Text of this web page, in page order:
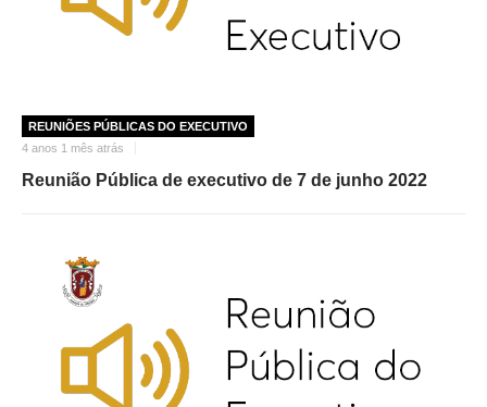
REUNIÕES PÚBLICAS DO EXECUTIVO
4 anos 1 mês atrás
Reunião Pública de executivo de 7 de junho 2022